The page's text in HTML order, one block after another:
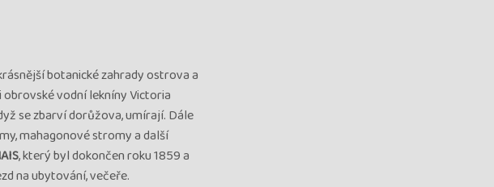
botanické zahrady ostrova a
vodní lekníny Victoria
se zbarví dorůžova, umírají. Dále
mahagonové stromy a další
, který byl dokončen roku 1859 a
na ubytování, večeře.